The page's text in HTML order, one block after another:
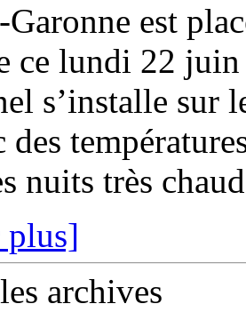
est
ce lundi 22
s’installe sur
des
nuits très
plus]
archives